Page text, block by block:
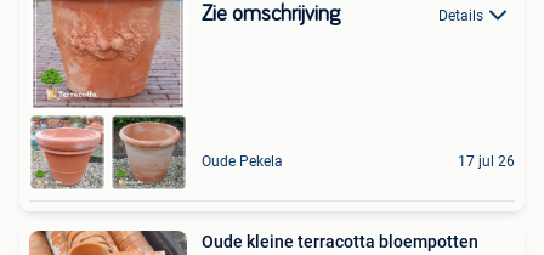
Zie omschrijving Details
Oude Pekela 17 jul 26
Oude kleine terracotta bloempotten